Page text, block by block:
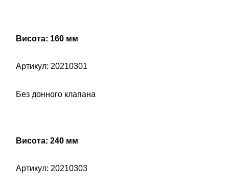
Висота: 160 мм
Артикул: 20210301
Без донного клапана
Висота: 240 мм
Артикул: 20210303